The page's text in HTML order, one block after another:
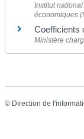
Institut
économiques
Coefficients
Ministère
© Direction de